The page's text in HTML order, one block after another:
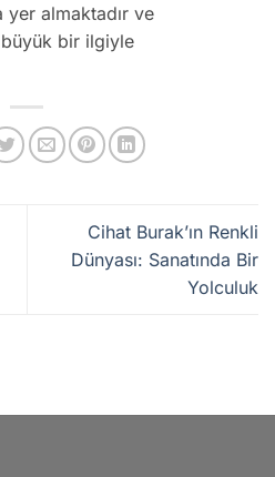
almaktadır ve
büyük bir ilgiyle
Cihat Burak’ın Renkli
Dünyası: Sanatında Bir
Yolculuk